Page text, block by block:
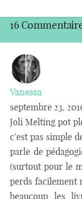
16
Vanessa
septembre 23,
Joli Melting pot
c’est pas simple
parle de
(surtout pour le
perds facilement
beaucoup les